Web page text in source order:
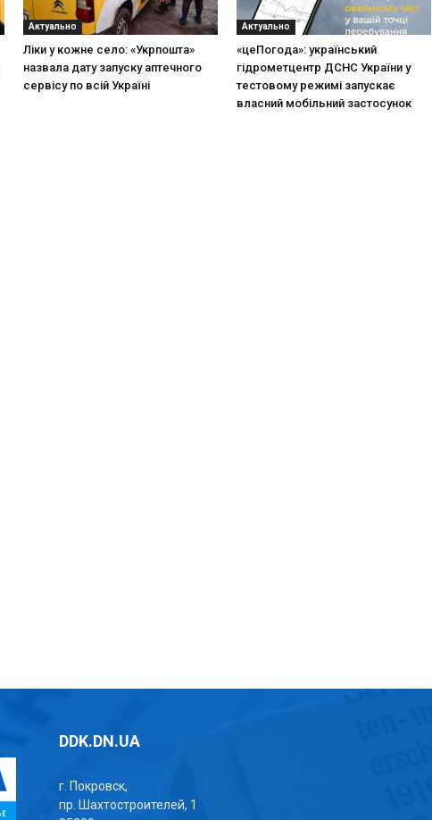
Актуально
Ліки у кожне село: «Укрпошта»
назвала дату запуску аптечного
сервісу по всій Україні
Актуально
«цеПогода»: український
гідрометцентр ДСНС України у
тестовому режимі запускає
власний мобільний застосунок
DDK.DN.UA
г. Покровск,
пр. Шахтостроителей, 1